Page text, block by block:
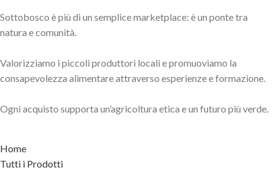
Sottobosco è più di un semplice marketplace: è un ponte tra
natura e comunità.
Valorizziamo i piccoli produttori locali e promuoviamo la
consapevolezza alimentare attraverso esperienze e formazione.
Ogni acquisto supporta un’agricoltura etica e un futuro più verde.
Home
Tutti i Prodotti